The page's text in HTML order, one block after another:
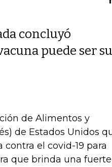
concluyó
puede ser
de Alimentos y
de Estados Unidos
el covid-19 para
que brinda una fuerte